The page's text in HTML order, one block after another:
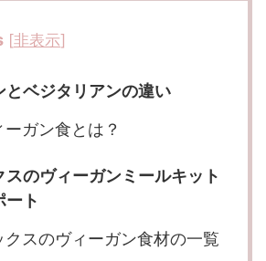
[非表示]
とベジタリアンの違い
ガン食とは？
スのヴィーガンミールキット
ート
クスのヴィーガン食材の一覧